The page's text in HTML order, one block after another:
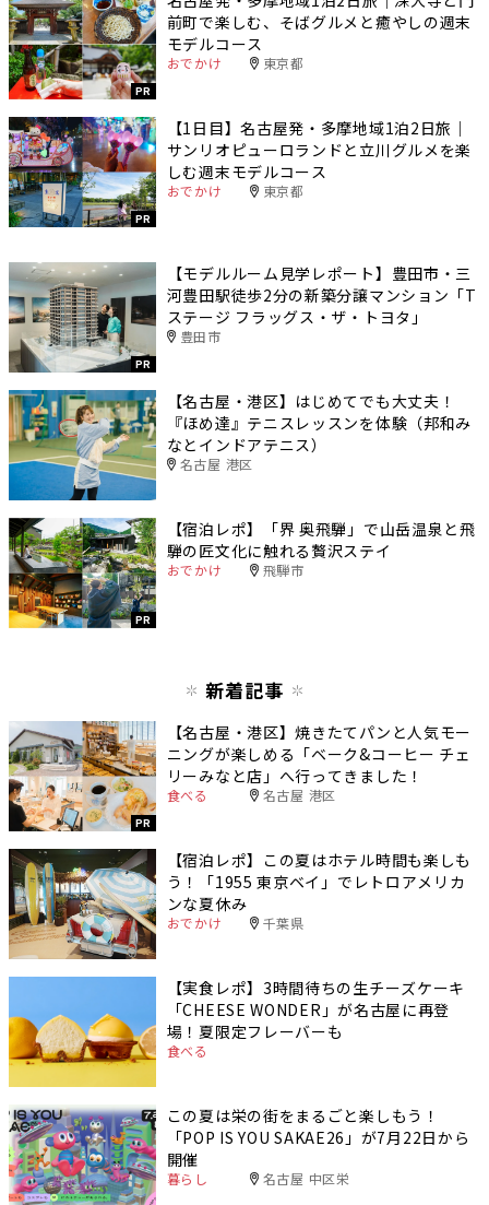
PR
前町で楽しむ、そばグルメと癒やしの週末
モデルコース
おでかけ 東京都
PR
【1日目】名古屋発・多摩地域1泊2日旅｜
サンリオピューロランドと立川グルメを楽
しむ週末モデルコース
おでかけ 東京都
PR
【モデルルーム見学レポート】豊田市・三
河豊田駅徒歩2分の新築分譲マンション「T
ステージ フラッグス・ザ・トヨタ」
豊田市
【名古屋・港区】はじめてでも大丈夫！
『ほめ達』テニスレッスンを体験（邦和み
なとインドアテニス）
名古屋 港区
PR
【宿泊レポ】「界 奥飛騨」で山岳温泉と飛
騨の匠文化に触れる贅沢ステイ
おでかけ 飛騨市
新着記事
PR
【名古屋・港区】焼きたてパンと人気モー
ニングが楽しめる「ベーク&コーヒー チェ
リーみなと店」へ行ってきました！
食べる 名古屋 港区
【宿泊レポ】この夏はホテル時間も楽しも
う！「1955 東京ベイ」でレトロアメリカ
ンな夏休み
おでかけ 千葉県
【実食レポ】3時間待ちの生チーズケーキ
「CHEESE WONDER」が名古屋に再登
場！夏限定フレーバーも
食べる
この夏は栄の街をまるごと楽しもう！
「POP IS YOU SAKAE26」が7月22日から
開催
暮らし 名古屋 中区栄